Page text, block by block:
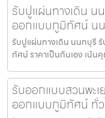
รับปูแผ่นทางเดิน
ออกแบบภูมิทัศน์ น
รับปูแผ่นทางเดิน นนทบุรี
ทัศน์ ราคาเป็นกันเอง เน้
รับออกแบบสวนพะ
ออกแบบภูมิทัศน์ ทั่ว